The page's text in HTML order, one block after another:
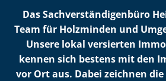
Das Sach­ver­stän­di­gen­bü­ro
Team für Holzminden und
Unsere lokal versierten
kennen sich bestens mit den
vor Ort aus. Dabei zeichnen